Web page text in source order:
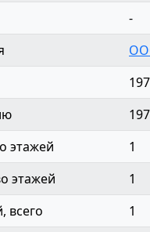
-
этажей
1
этажей
1
всего
1